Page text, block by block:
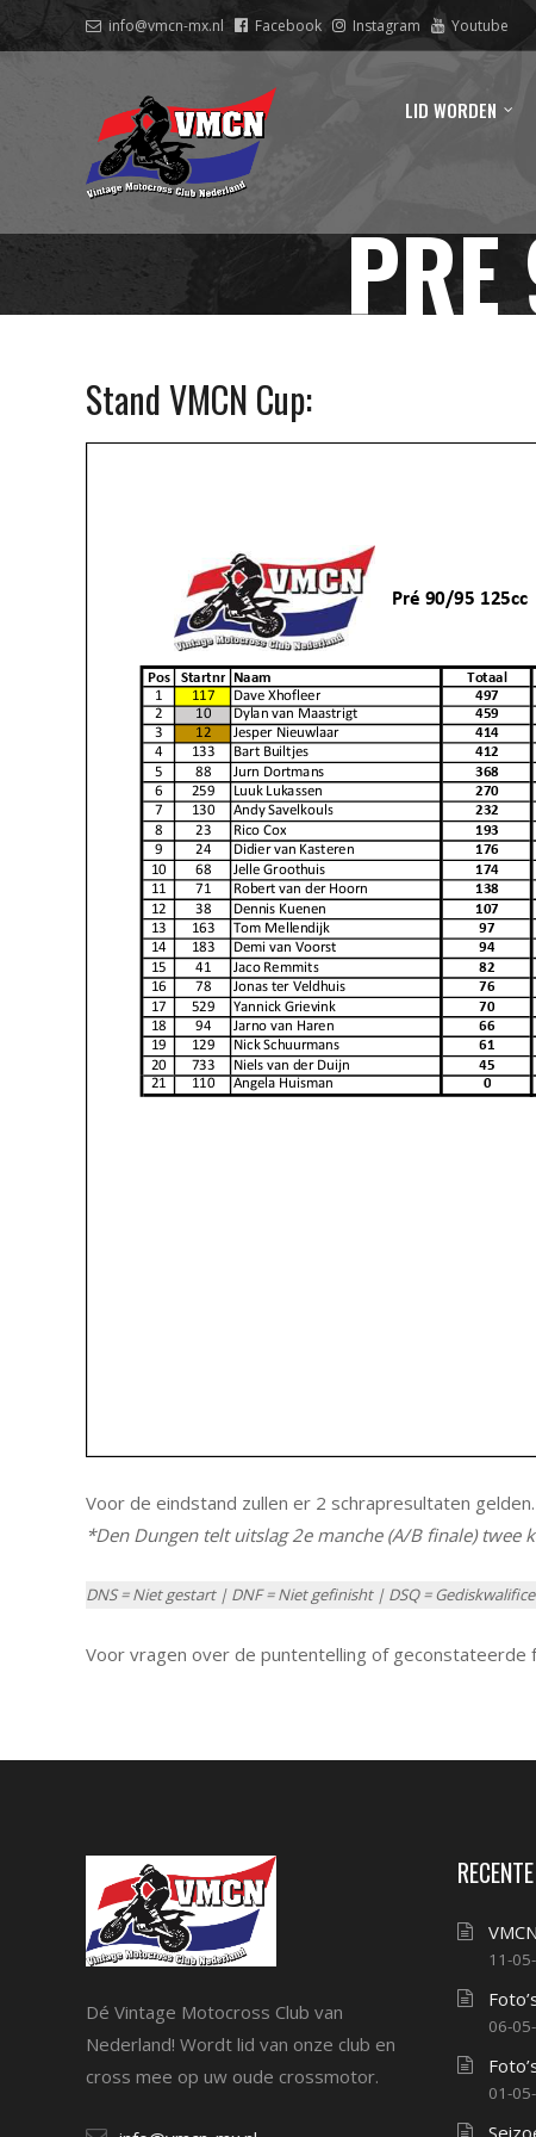
info@vmcn-mx.nl Facebook Instagram Youtube
LID WORDEN
Stand VMCN Cup:
Voor de eindstand zullen er 2 schrapresultaten gelden.
*Den Dungen telt uitslag 2e manche (A/B finale)
DNS = Niet gestart | DNF = Niet gefinisht | DSQ =
Voor vragen over de puntentelling of geconstateerde
Dé Vintage Motocross Club van
Nederland! Wordt lid van onze club en
cross mee op uw oude crossmotor.
11-
06-
01-